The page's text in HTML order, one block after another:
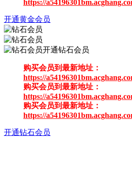
https://
开通黄金会员
开通钻石会员
购买会员到最新地址：
https://
购买会员到最新地址：
https://
购买会员到最新地址：
https://
开通钻石会员